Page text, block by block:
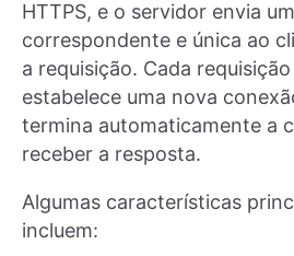
HTTPS, e o servidor envia
correspondente e única ao
a requisição. Cada
estabelece uma nova
termina automaticamente a
receber a resposta.
Algumas características
incluem: